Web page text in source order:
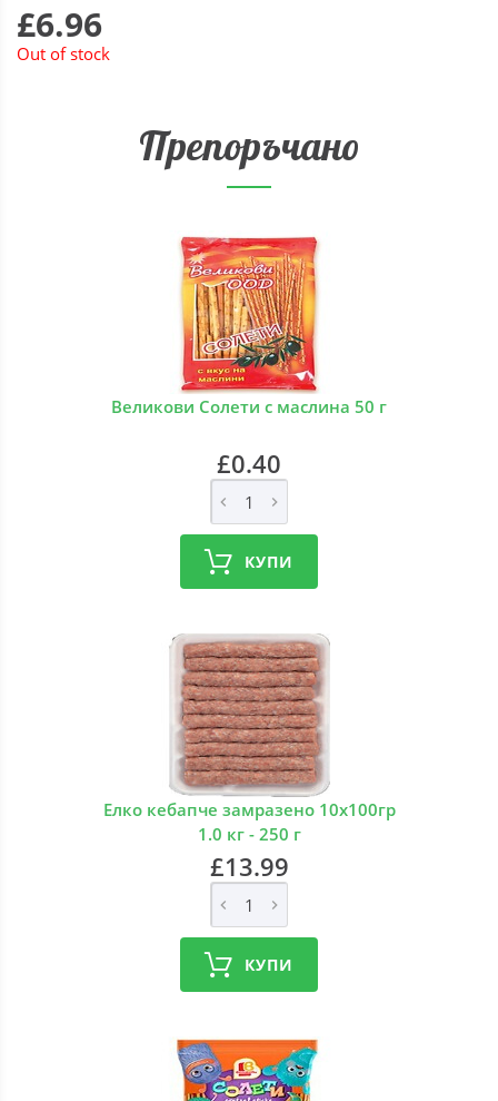
£6.96
Out of stock
Препоръчано
Великови Солети с маслина 50 г
£0.40
КУПИ
Елко кебапче замразено 10х100гр
1.0 кг - 250 г
£13.99
КУПИ